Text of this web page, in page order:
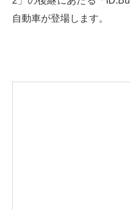
自動車が登場します。